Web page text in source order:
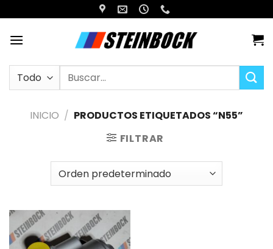
al
contenido
Buscar
INICIO / PRODUCTOS ETIQUETADOS “N55”
FILTRAR